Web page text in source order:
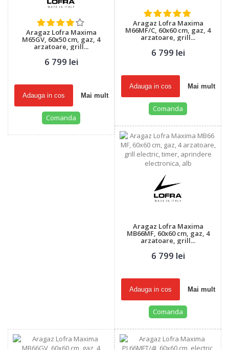
Aragaz Lofra Maxima
M65GV, 60x50 cm, gaz, 4
arzatoare, grill...
6 799 lei
Adauga in cos Mai mult
Comanda
Aragaz Lofra Maxima
M66MF/C, 60x60 cm, gaz, 4
arzatoare, grill...
6 799 lei
Adauga in cos Mai mult
Comanda
Aragaz Lofra Maxima
MB66MF, 60x60 cm, gaz, 4
arzatoare, grill...
6 799 lei
Adauga in cos Mai mult
Comanda